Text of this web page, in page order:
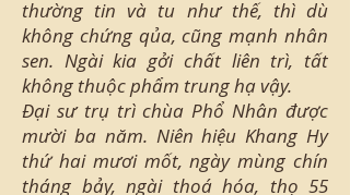
thường tin và tu như thế, thì dù
không chứng qủa, cũng mạnh nhân
sen. Ngài kia gởi chất liên trì, tất
không thuộc phẩm trung hạ vậy.
Đại sư trụ trì chùa Phổ Nhân được
mười ba năm. Niên hiệu Khang Hy
thứ hai mươi mốt, ngày mùng chín
tháng bảy, ngài thoá hóa, thọ 55